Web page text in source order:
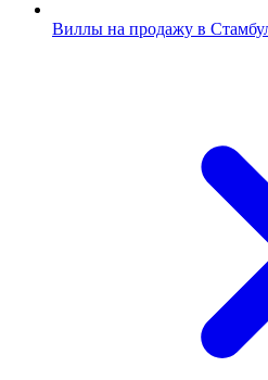
Виллы на продажу в